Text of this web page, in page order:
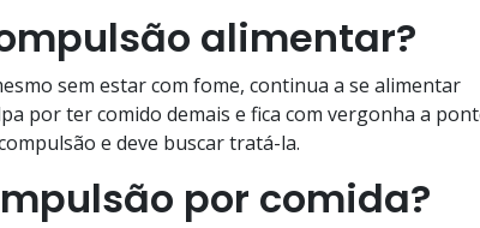
alimentar?
sem estar com fome, continua a se alimentar
por ter comido demais e fica com vergonha a
e deve buscar tratá-la.
por comida?